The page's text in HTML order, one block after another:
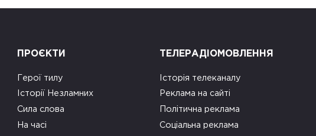
ПРОЄКТИ
Герої тилу
Історії Незламних
Сила слова
На часі
ТЕЛЕРАДІОМОВЛЕННЯ
Історія телеканалу
Реклама на сайті
Політична реклама
Соціальна реклама